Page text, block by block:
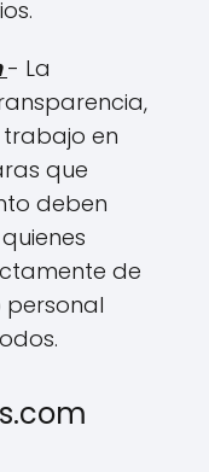
- La
trabajo en
que
deben
de
personal